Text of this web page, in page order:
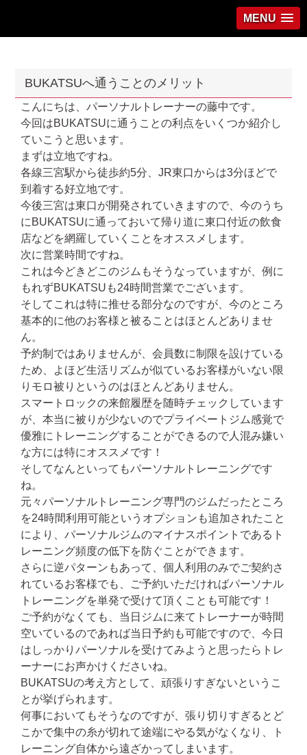
MENU
BUKATSUへ通うことのメリット
こんにちは、パーソナルトレーナーの藤中です。
今回はBUKATSUに通うことの利点をいくつか紹介し
ていこうと思います。
まずは立地ですね。
各線三宮駅から徒歩約5分、JR東口からは3分ほどで
到着する好立地です。
今後三宮は東口が開発されていきますので、今のうち
にBUKATSUに通っておいて帰り道に東口付近の飲食
店などを網羅していくことをオススメします。
次に営業時間ですね。
これは今どきどこのジムもそうなっていますが、例に
もれずBUKATSUも24時間営業でございます。
そしてこれは特に推せる部分なのですが、今のところ
基本的に他のお客様と被ることはほとんどありませ
ん。
予約制ではありませんが、会員数に制限を設けている
ため、よほど生活リズムが似ているお客様がいない限
りモロ被りというのはほとんどありません。
スマートロックの来館履歴を随時チェックしています
が、本当に被りが少ないのでプライベートジム感覚で
優雅にトレーニングすることができるので人混み嫌い
な方には特にオススメです！
そしてなんといってもパーソナルトレーニングです
ね。
元々パーソナルトレーニング専門のジムだったところ
を24時間利用可能というオプションも追加されたこと
により、パーソナルジムのマイナスポイントであるト
レーニング頻度の低下を防ぐことができます。
さらに逆パターンもあって、個人利用のみでご契約さ
れているお客様でも、ご予約いただければパーソナル
トレーニングを単発で受けて頂くことも可能です！
ご予約がなくても、当日ジムに来てトレーナーが時間
空いているのであれば当日予約も可能ですので、今日
はしっかりパーソナルを受けてみようと思ったらトレ
ーナーにお声かけくださいね。
BUKATSUの考え方として、頑張りすぎないというこ
とが挙げられます。
何事においてもそうなのですが、張り切りすぎるとど
こかで集中の糸が切れて途端にやる気がなくなり、ト
レーニング自体から遠ざかってしまいます。